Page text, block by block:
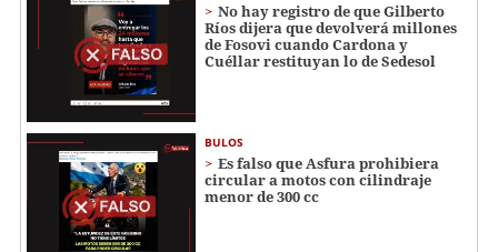
No hay registro de que Gilberto
Ríos dijera que devolverá millones
de Fosovi cuando Cardona y
Cuéllar restituyan lo de Sedesol
BULOS
Es falso que Asfura prohibiera
circular a motos con cilindraje
menor de 300 cc